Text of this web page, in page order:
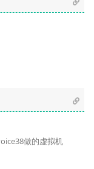
做的虚拟机